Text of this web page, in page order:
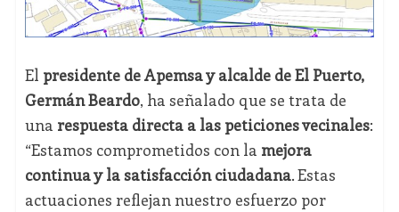
El presidente de Apemsa y alcalde de El Puerto,
Germán Beardo, ha señalado que se trata de
una respuesta directa a las peticiones vecinales:
“Estamos comprometidos con la mejora
continua y la satisfacción ciudadana. Estas
actuaciones reflejan nuestro esfuerzo por